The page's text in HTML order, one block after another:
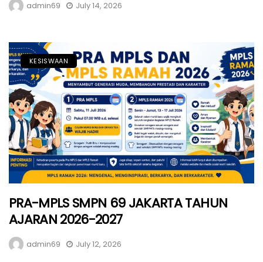
admin69 July 14, 2026
KESISWAAN
PRA-MPLS SMPN 69 JAKARTA TAHUN
AJARAN 2026-2027
admin69 July 12, 2026